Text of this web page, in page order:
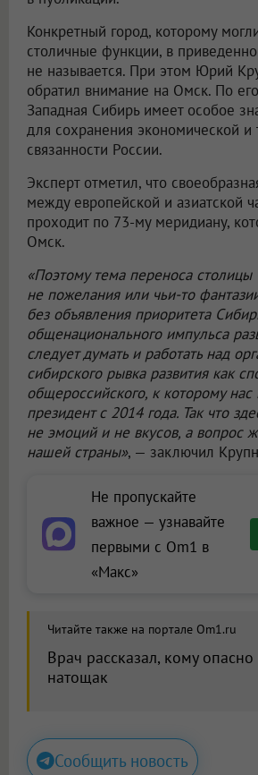
Конкретный город, которому
столичные функции, в
не называется. При этом Юрий
обратил внимание на Омск. По
Западная Сибирь имеет особое
для сохранения экономической и
связанности России.
Эксперт отметил, что
между европейской и азиатской
проходит по 73-му меридиану,
Омск.
«Поэтому тема переноса столицы
не пожелания или чьи-то
без объявления приоритета
общенационального импульса
следует думать и работать над
сибирского рывка развития как
общероссийского, к которому нас
президент с 2014 года. Так что
не эмоций и не вкусов, а вопрос
нашей страны», — заключил
Не пропускайте
важное — узнавайте
первыми с Om1 в
«Макс»
Читайте также на портале Om1.ru
Врач рассказал, кому
натощак
Сообщить новость